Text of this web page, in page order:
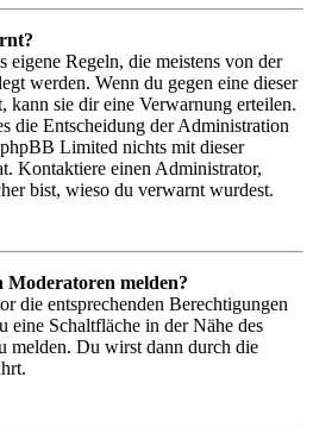
eigene Regeln, die meistens von der
werden. Wenn du gegen eine dieser
kann sie dir eine Verwarnung erteilen.
die Entscheidung der Administration
Limited nichts mit dieser
Kontaktiere einen Administrator,
bist, wieso du verwarnt wurdest.
Moderatoren melden?
die entsprechenden Berechtigungen
eine Schaltfläche in der Nähe des
melden. Du wirst dann durch die